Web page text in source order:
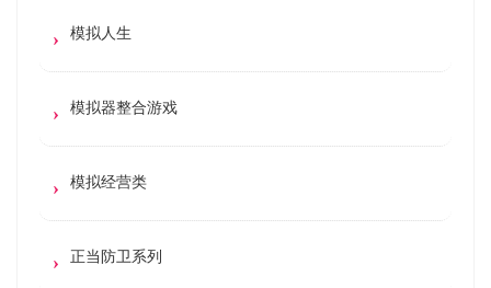
模拟人生
模拟器整合游戏
模拟经营类
正当防卫系列